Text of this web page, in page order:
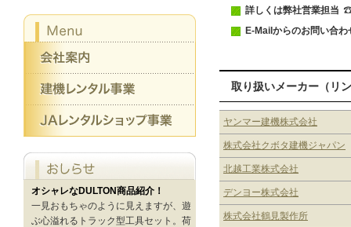
オシャレなDULTON商品紹介！
一見おもちゃのように見えますが、遊
ぶ心溢れるトラック型工具セット。荷
詳しくは弊社営業担当
E-Mailからのお問い合
取り扱いメーカー（リ
ヤンマー建機株式会社
株式会社クボタ建機ジャパン
北越工業株式会社
デンヨー株式会社
株式会社鶴見製作所